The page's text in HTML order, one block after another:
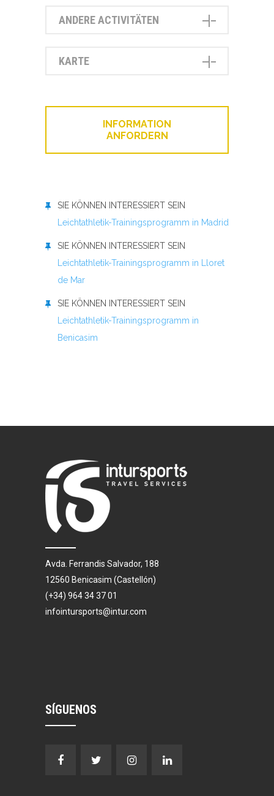
ANDERE ACTIVITÄTEN
KARTE
INFORMATION
ANFORDERN
SIE KÖNNEN INTERESSIERT SEIN
Leichtathletik-Trainingsprogramm in Madrid
SIE KÖNNEN INTERESSIERT SEIN
Leichtathletik-Trainingsprogramm in Lloret
de Mar
SIE KÖNNEN INTERESSIERT SEIN
Leichtathletik-Trainingsprogramm in
Benicasim
Avda. Ferrandis Salvador, 188
12560 Benicasim (Castellón)
(+34) 964 34 37 01
infointursports@intur.com
SÍGUENOS